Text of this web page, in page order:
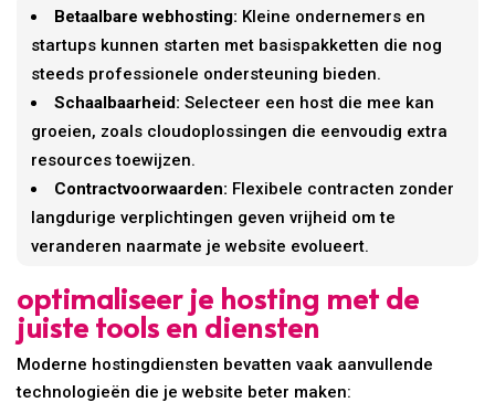
Betaalbare webhosting: Kleine ondernemers en
startups kunnen starten met basispakketten die nog
steeds professionele ondersteuning bieden.
Schaalbaarheid: Selecteer een host die mee kan
groeien, zoals cloudoplossingen die eenvoudig extra
resources toewijzen.
Contractvoorwaarden: Flexibele contracten zonder
langdurige verplichtingen geven vrijheid om te
veranderen naarmate je website evolueert.
optimaliseer je hosting met de
juiste tools en diensten
Moderne hostingdiensten bevatten vaak aanvullende
technologieën die je website beter maken: